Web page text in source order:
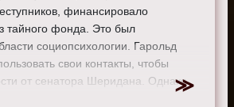
финансировало
тайного фонда. Это был
социопсихологии. Гарольд
свои контакты, чтобы
от сенатора Шеридана. Однако